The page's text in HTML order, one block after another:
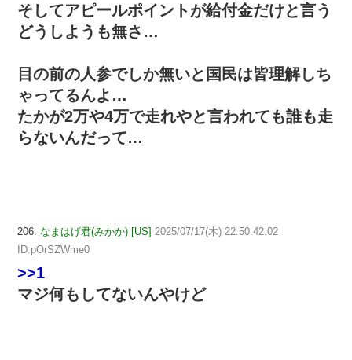
そしてアピールポイントが給付金だけと言う
どうしようも無さ…
目の前の人参でしか無いと国民は皆理解しち
ゃってるんよ…
たかが2万や4万で走れやと言われても誰も走
らないんだって…
206: なまはげ君(みかか) [US] 2025/07/17(木) 22:50:42.02
ID:pOrSZWme0
>>1
マジ何もしてないんやけど